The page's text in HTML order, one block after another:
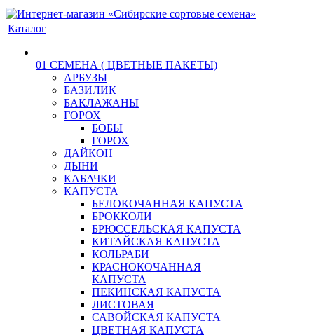
Каталог
01 СЕМЕНА ( ЦВЕТНЫЕ ПАКЕТЫ)
АРБУЗЫ
БАЗИЛИК
БАКЛАЖАНЫ
ГОРОХ
БОБЫ
ГОРОХ
ДАЙКОН
ДЫНИ
КАБАЧКИ
КАПУСТА
БЕЛОКОЧАННАЯ КАПУСТА
БРОККОЛИ
БРЮССЕЛЬСКАЯ КАПУСТА
КИТАЙСКАЯ КАПУСТА
КОЛЬРАБИ
КРАСНОКОЧАННАЯ
КАПУСТА
ПЕКИНСКАЯ КАПУСТА
ЛИСТОВАЯ
САВОЙСКАЯ КАПУСТА
ЦВЕТНАЯ КАПУСТА